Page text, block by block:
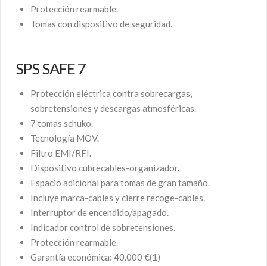
Protección rearmable.
Tomas con dispositivo de seguridad.
SPS SAFE 7
Protección eléctrica contra sobrecargas,
sobretensiones y descargas atmosféricas.
7 tomas schuko.
Tecnología MOV.
Filtro EMI/RFI.
Dispositivo cubrecables-organizador.
Espacio adicional para tomas de gran tamaño.
Incluye marca-cables y cierre recoge-cables.
Interruptor de encendido/apagado.
Indicador control de sobretensiones.
Protección rearmable.
Garantía económica: 40.000 €(1)